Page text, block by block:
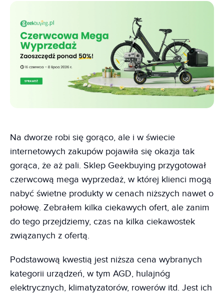
Na dworze robi się gorąco, ale i w świecie
internetowych zakupów pojawiła się okazja tak
gorąca, że aż pali. Sklep Geekbuying przygotował
czerwcową mega wyprzedaż, w której klienci mogą
nabyć świetne produkty w cenach niższych nawet o
połowę. Zebrałem kilka ciekawych ofert, ale zanim
do tego przejdziemy, czas na kilka ciekawostek
związanych z ofertą.
Podstawową kwestią jest niższa cena wybranych
kategorii urządzeń, w tym AGD, hulajnóg
elektrycznych, klimatyzatorów, rowerów itd. Jest ich